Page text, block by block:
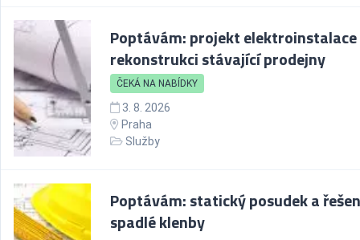
Poptávám: projekt
rekonstrukci stávající prodejny
ČEKÁ NA NABÍDKY
3. 8. 2026
Praha
Služby
Poptávám: statický posudek a
spadlé klenby